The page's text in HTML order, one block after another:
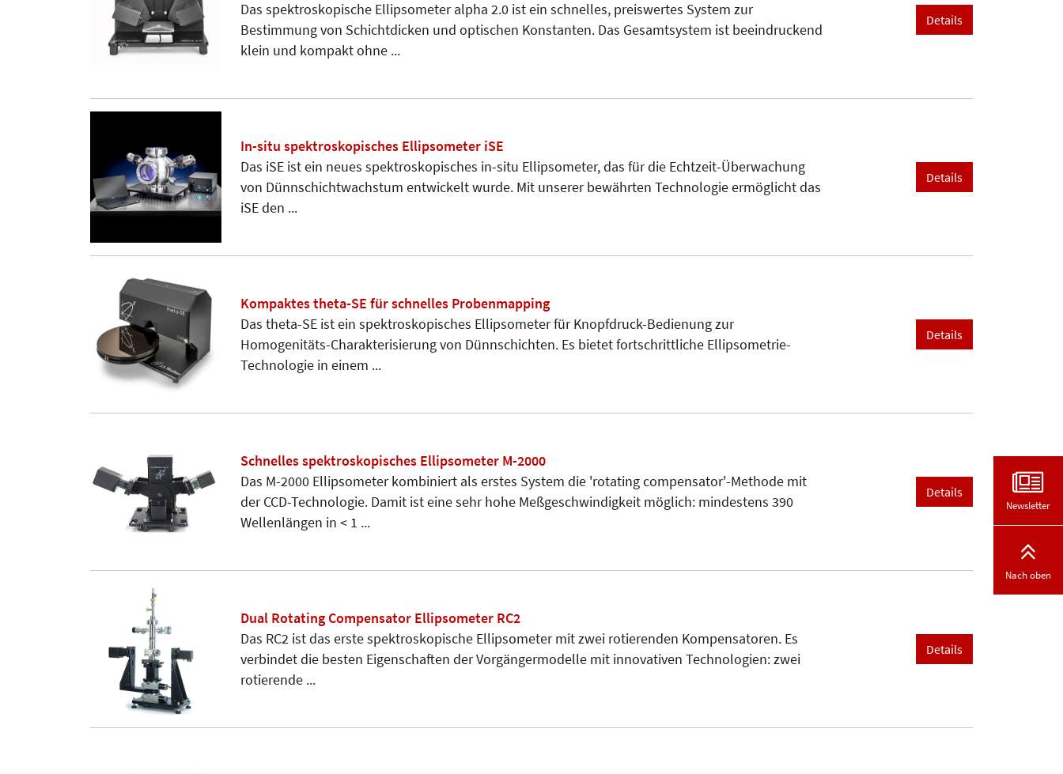
Das spektroskopische Ellipsometer alpha 2.0 ist ein schnelles, preiswertes System zur
Bestimmung von Schichtdicken und optischen Konstanten. Das Gesamtsystem ist beeindruckend
klein und kompakt ohne ...
Details
In-situ spektroskopisches Ellipsometer iSE
Das iSE ist ein neues spektroskopisches in-situ Ellipsometer, das für die Echtzeit-Überwachung
von Dünnschichtwachstum entwickelt wurde. Mit unserer bewährten Technologie ermöglicht das
iSE den ...
Details
Kompaktes theta-SE für schnelles Probenmapping
Das theta-SE ist ein spektroskopisches Ellipsometer für Knopfdruck-Bedienung zur
Homogenitäts-Charakterisierung von Dünnschichten. Es bietet fortschrittliche Ellipsometrie-
Technologie in einem ...
Details
Schnelles spektroskopisches Ellipsometer M-2000
Das M-2000 Ellipsometer kombiniert als erstes System die 'rotating compensator'-Methode mit
der CCD-Technologie. Damit ist eine sehr hohe Meßgeschwindigkeit möglich: mindestens 390
Wellenlängen in < 1 ...
Details
Dual Rotating Compensator Ellipsometer RC2
Das RC2 ist das erste spektroskopische Ellipsometer mit zwei rotierenden Kompensatoren. Es
verbindet die besten Eigenschaften der Vorgängermodelle mit innovativen Technologien: zwei
rotierende ...
Details
Newsletter
Nach oben